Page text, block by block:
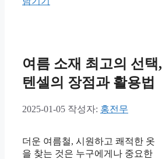
여름 소재 최고의 선택,
텐셀의 장점과 활용법
2025-01-05 작성자: 홍전무
더운 여름철, 시원하고 쾌적한 옷
을 찾는 것은 누구에게나 중요한